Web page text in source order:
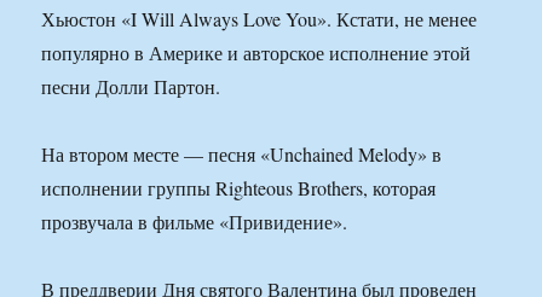
Хьюстон «I Will Always Love You». Кстати, не менее
популярно в Америке и авторское исполнение этой
песни Долли Партон.
На втором месте — песня «Unchained Melody» в
исполнении группы Righteous Brothers, которая
прозвучала в фильме «Привидение».
В преддверии Дня святого Валентина был проведен